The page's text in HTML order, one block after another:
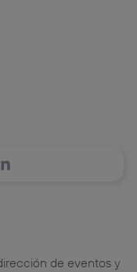
de eventos y